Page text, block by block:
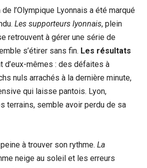
l’Olympique Lyonnais a été marqué
Les supporteurs lyonnais, plein
retrouvent à gérer une série de
s’étirer sans fin. Les résultats
d’eux-mêmes : des défaites à
nuls arrachés à la dernière minute,
qui laisse pantois. Lyon,
terrains, semble avoir perdu de sa
à trouver son rythme. La
neige au soleil et les erreurs